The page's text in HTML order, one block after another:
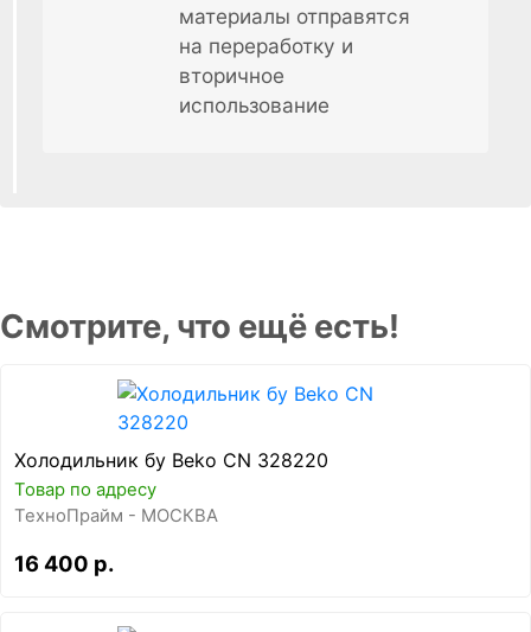
материалы отправятся
на переработку и
вторичное
использование
Смотрите, что ещё есть!
Холодильник бу Beko CN 328220
Товар по адресу
ТехноПрайм - МОСКВА
16 400 р.